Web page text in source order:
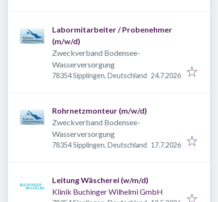
Labormitarbeiter / Probenehmer
(m/w/d)
Zweckverband Bodensee-
Wasserversorgung
78354 Sipplingen, Deutschland Veröffentlicht
24.7.2026
Rohrnetzmonteur (m/w/d)
Zweckverband Bodensee-
Wasserversorgung
78354 Sipplingen, Deutschland Veröffentlicht
17.7.2026
Leitung Wäscherei (w/m/d)
Klinik Buchinger Wilhelmi GmbH